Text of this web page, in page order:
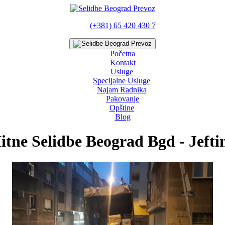
(+381) 65 420 430 7
Početna
Kontakt
Usluge
Specijalne Usluge
Najam Radnika
Pakovanje
Opštine
Blog
Selidbe Beograd Bgd -